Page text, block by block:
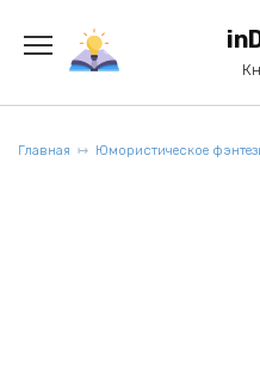
содержанию
Главная Юмористическое